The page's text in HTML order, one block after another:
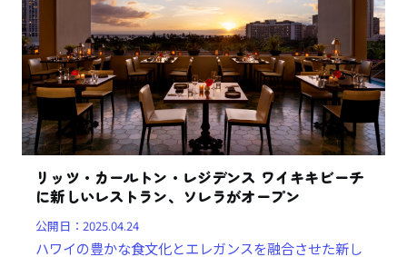
リッツ・カールトン・レジデンス ワイキキビーチ
に新しいレストラン、ソレラがオープン
公開日：2025.04.24
ハワイの豊かな食文化とエレガンスを融合させた新し